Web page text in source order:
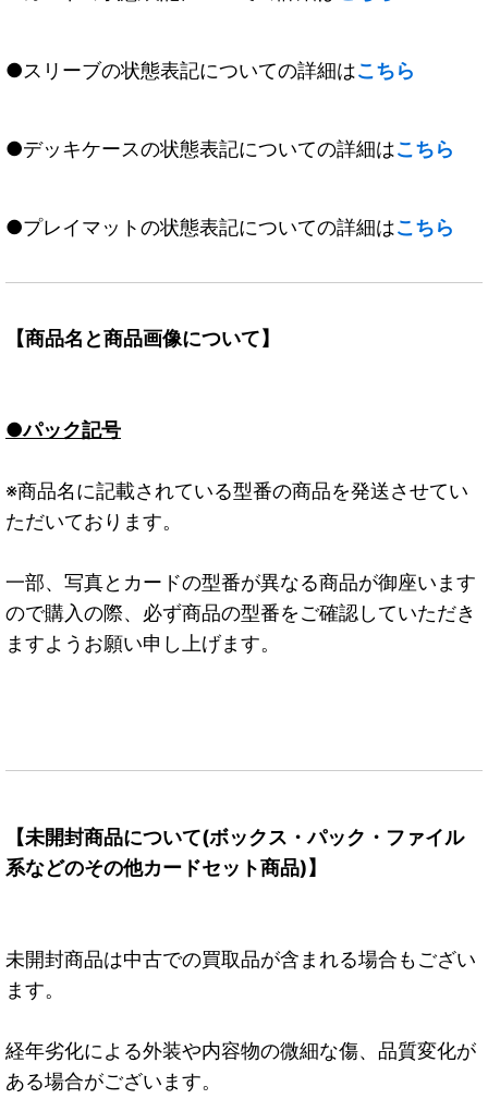
●スリーブの状態表記についての詳細はこちら
●デッキケースの状態表記についての詳細はこちら
●プレイマットの状態表記についての詳細はこちら
【商品名と商品画像について】
●パック記号
※商品名に記載されている型番の商品を発送させてい
ただいております。
一部、写真とカードの型番が異なる商品が御座います
ので購入の際、必ず商品の型番をご確認していただき
ますようお願い申し上げます。
【未開封商品について(ボックス・パック・ファイル
系などのその他カードセット商品)】
未開封商品は中古での買取品が含まれる場合もござい
ます。
経年劣化による外装や内容物の微細な傷、品質変化が
ある場合がございます。